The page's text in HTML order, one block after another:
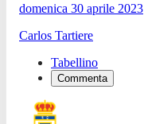
domenica 30 aprile 2023
Carlos Tartiere
Tabellino
Commenta